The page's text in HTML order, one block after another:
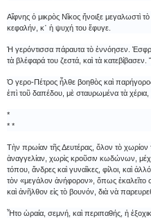
Αἴφνης ὁ μικρὸς Νῖκος ἤνοιξε μεγαλωστὶ
κεφαλήν, κ᾿ ἡ ψυχή του ἔφυγε.
Ἡ γερόντισσα πάραυτα τὸ ἐννόησεν.
τὰ βλέφαρά του ζεστά, καὶ τὰ
Ὁ γερο-Πέτρος ἦλθε βοηθὸς καὶ
ἐπὶ τοῦ δαπέδου, μὲ σταυρωμένα τὰ χέρια,
*
* *
Τὴν πρωίαν τῆς Δευτέρας, ὅλον τὸ χωρίον
ἀναγγελίαν, χωρὶς κροῦσιν κωδώνων,
τόπου, ἄνδρες καὶ γυναῖκες, φίλοι, καὶ
τὸν «μεγάλον ἀνήφορον», ὅπως ἐκαλεῖτο
καὶ ἀνῆλθον εἰς τὸ βουνόν, διὰ νὰ
Ἦτο ὡραία, σεμνή, καὶ περιπαθής, ἡ